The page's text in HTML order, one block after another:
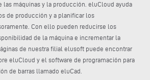
las máquinas y la producción. eluCloud ayuda
de producción y a planificar los
Con ello pueden reducirse los
de la máquina e incrementar la
de nuestra filial elusoft puede encontrar
eluCloud y el software de programación para
de barras llamado eluCad.